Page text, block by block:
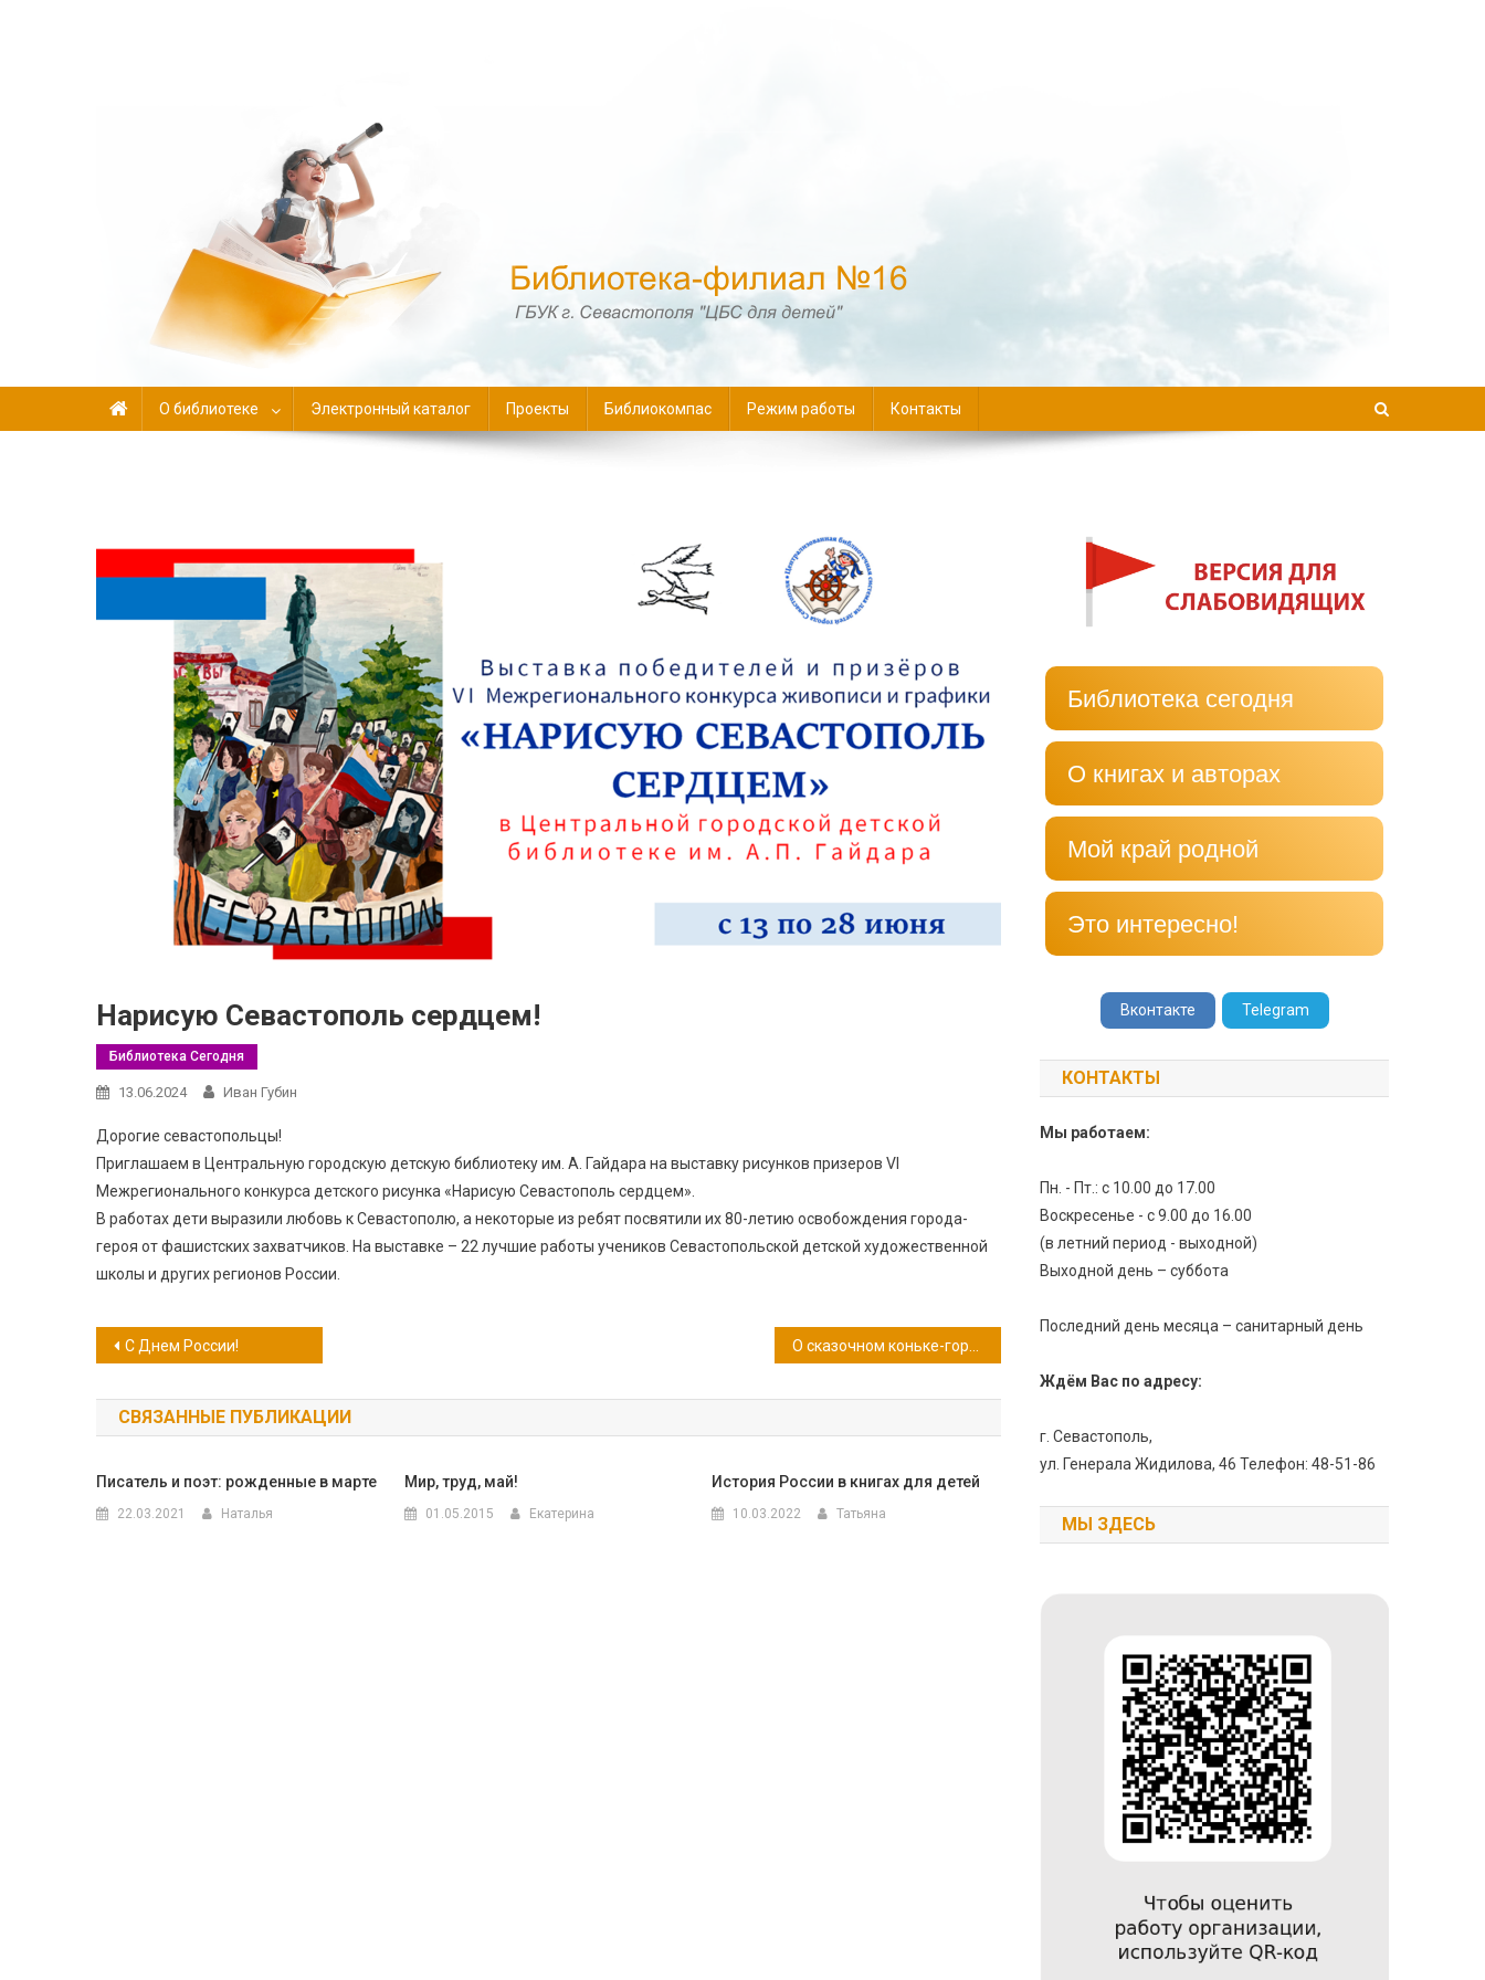
О библиотеке Электронный каталог Проекты Библиокомпас Режим работы Контакты
Нарисую Севастополь сердцем!
Библиотека Сегодня
13.06.2024 Иван Губин
Дорогие севастопольцы!
Приглашаем в Центральную городскую детскую библиотеку им. А. Гайдара на выставку рисунков призеров VI
Межрегионального конкурса детского рисунка «Нарисую Севастополь сердцем».
В работах дети выразили любовь к Севастополю, а некоторые из ребят посвятили их 80-летию освобождения города-
героя от фашистских захватчиков. На выставке – 22 лучшие работы учеников Севастопольской детской художественной
школы и других регионов России.
Навигация
по
записям
С Днем России!
СВЯЗАННЫЕ ПУБЛИКАЦИИ
Писатель и поэт: рожденные в марте
22.03.2021 Наталья
Мир, труд, май!
01.05.2015 Екатерина
История России в книгах для детей
10.03.2022 Татьяна
Библиотека сегодня
О книгах и авторах
Мой край родной
Это интересно!
Вконтакте Telegram
КОНТАКТЫ
Мы работаем:
Пн. - Пт.: с 10.00 до 17.00
Воскресенье - с 9.00 до 16.00
(в летний период - выходной)
Выходной день – суббота
Последний день месяца – санитарный день
Ждём Вас по адресу:
г. Севастополь,
ул. Генерала Жидилова, 46 Телефон: 48-51-86
МЫ ЗДЕСЬ